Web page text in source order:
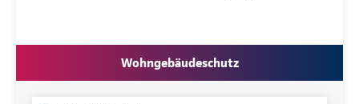
Wohngebäudeschutz